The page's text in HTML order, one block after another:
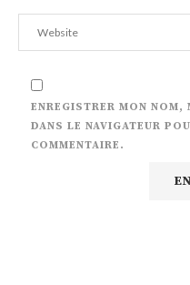
ENREGISTRER MON
DANS LE NAVIGATEUR
COMMENTAIRE.